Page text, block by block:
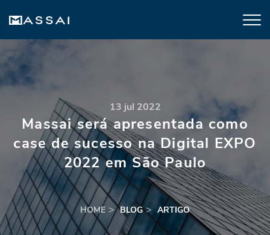
13 jul 2022
Massai será apresentada como
case de sucesso na Digital EXPO
2022 em São Paulo
HOME BLOG ARTIGO